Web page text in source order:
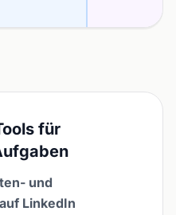
für
und
LinkedIn